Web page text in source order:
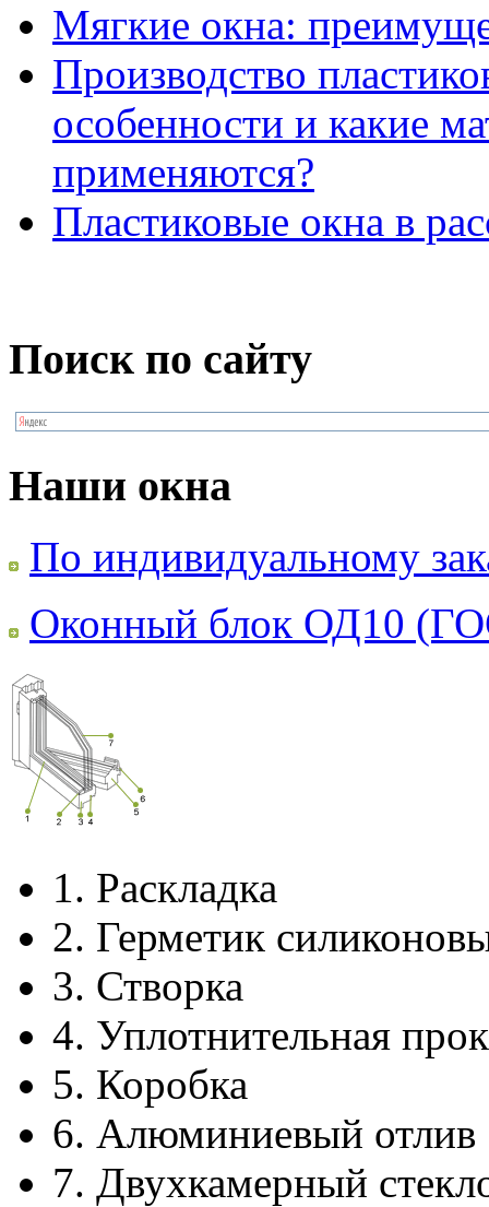
Мягкие окна:
Производство
особенности и какие
применяются?
Пластиковые окна в
Поиск по сайту
Наши окна
По индивидуальному
Оконный блок ОД10
1. Раскладка
2. Герметик
3. Створка
4. Уплотнительная
5. Коробка
6. Алюминиевый отлив
7. Двухкамерный